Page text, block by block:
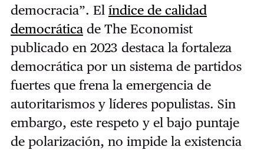
democracia”. El índice de calidad
democráticade The Economist
publicado en 2023 destaca la fortaleza
democrática por un sistema de partidos
fuertes que frena la emergencia de
autoritarismos y líderes populistas. Sin
embargo, este respeto y el bajo puntaje
de polarización, no impide la existencia